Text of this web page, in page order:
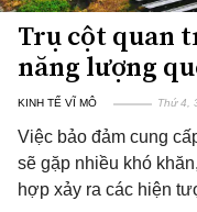
Trụ cột quan
năng lượng
KINH TẾ VĨ MÔ Thứ 4,
Việc bảo đảm cung
sẽ gặp nhiều khó
hợp xảy ra các hiện